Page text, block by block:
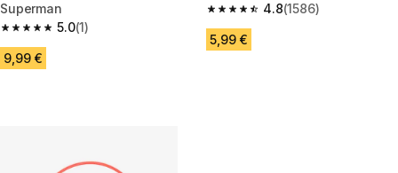
Superman
5.0
5.0 od 5 zvezdic from 1 ocene
(1)
9,99 €
4.8
4.8 od 5 zvezdic from 1586
(1586)
5,99 €